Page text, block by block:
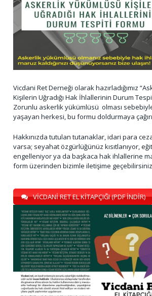
Vicdani Ret Derneği olarak hazırladığımız
Kişilerin Uğradığı Hak İhlallerinin Durum
Zorunlu askerlik yükümlüsü olması
yaşayan herkesi, bu formu doldurmaya
Hakkınızda tutulan tutanaklar, idari para
varsa; seyahat özgürlüğünüz kısıtlanıyor,
engelleniyor ya da başkaca hak ihlallerine
form üzerinden bizimle iletişime
VİCDANİ RET EL KİTAPÇIĞI (PDF İNDİR)